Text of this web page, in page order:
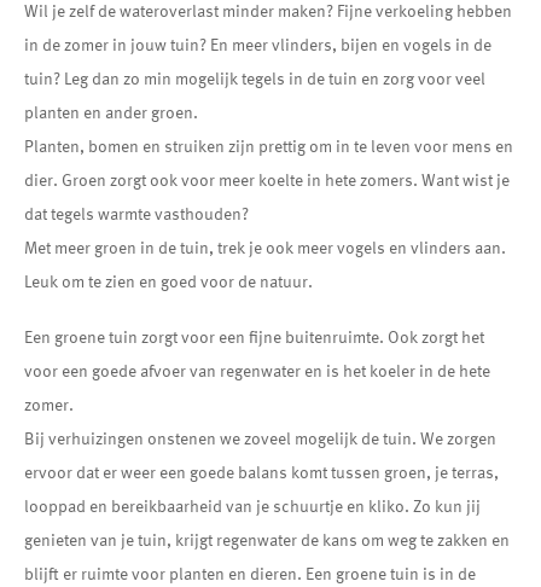
Wil je zelf de wateroverlast minder maken? Fijne verkoeling hebben
in de zomer in jouw tuin? En meer vlinders, bijen en vogels in de
tuin? Leg dan zo min mogelijk tegels in de tuin en zorg voor veel
planten en ander groen.
Planten, bomen en struiken zijn prettig om in te leven voor mens en
dier. Groen zorgt ook voor meer koelte in hete zomers. Want wist je
dat tegels warmte vasthouden?
Met meer groen in de tuin, trek je ook meer vogels en vlinders aan.
Leuk om te zien en goed voor de natuur.
Een groene tuin zorgt voor een fijne buitenruimte. Ook zorgt het
voor een goede afvoer van regenwater en is het koeler in de hete
zomer.
Bij verhuizingen onstenen we zoveel mogelijk de tuin. We zorgen
ervoor dat er weer een goede balans komt tussen groen, je terras,
looppad en bereikbaarheid van je schuurtje en kliko. Zo kun jij
genieten van je tuin, krijgt regenwater de kans om weg te zakken en
blijft er ruimte voor planten en dieren. Een groene tuin is in de